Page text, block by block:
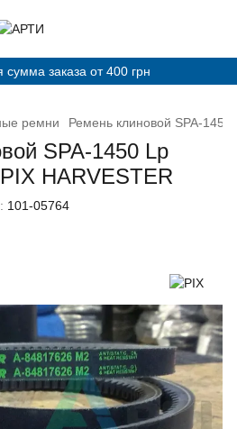
заказа от 400 грн
ремни Ремень клиновой SPA-
SPA-1450 Lp
HARVESTER
101-05764